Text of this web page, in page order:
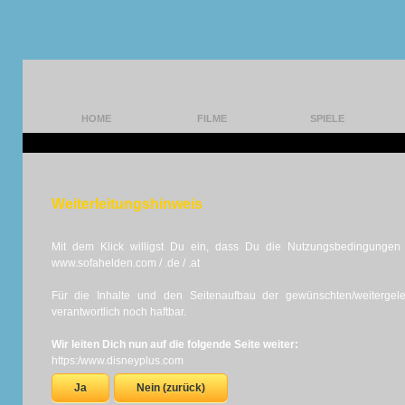
HOME FILME SPIELE
Weiterleitungshinweis
Mit dem Klick willigst Du ein, dass Du die
www.sofahelden.com / .de / .at
Für die Inhalte und den Seitenaufbau der gewünschten/
verantwortlich noch haftbar.
Wir leiten Dich nun auf die folgende Seite weiter:
https:/www.disneyplus.com
Ja Nein (zurück)